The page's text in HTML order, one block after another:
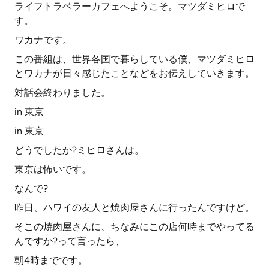
ライフトラベラーカフェへようこそ。マツダミヒロで
す。
ワカナです。
この番組は、世界各国で暮らしている僕、マツダミヒロ
とワカナが日々感じたことなどをお伝えしていきます。
対話会終わりました。
in 東京
in 東京
どうでしたか?ミヒロさんは。
東京は怖いです。
なんで?
昨日、ハワイの友人と焼肉屋さんに行ったんですけど。
そこの焼肉屋さんに、ちなみにこの店何時までやってる
んですか?って言ったら、
朝4時までです。